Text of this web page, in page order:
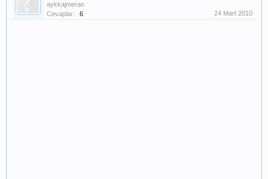
aykkajmeran
Cevaplar:
6 24 Mart 2010